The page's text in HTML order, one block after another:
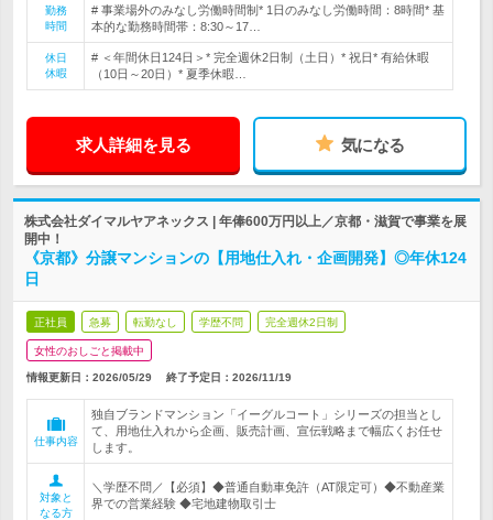
勤務
時間
# 事業場外のみなし労働時間制* 1日のみなし労働時間：8時間* 基
本的な勤務時間帯：8:30～17…
休日
休暇
# ＜年間休日124日＞* 完全週休2日制（土日）* 祝日* 有給休暇
（10日～20日）* 夏季休暇…
求人詳細を見る 気になる
株式会社ダイマルヤアネックス | 年俸600万円以上／京都・滋賀で事業を展
開中！
《京都》分譲マンションの【用地仕入れ・企画開発】◎年休124
日
正社員 急募 転勤なし 学歴不問 完全週休2日制
女性のおしごと掲載中
情報更新日：2026/05/29 終了予定日： 2026/11/19
仕事内容
独自ブランドマンション「イーグルコート」シリーズの担当とし
て、用地仕入れから企画、販売計画、宣伝戦略まで幅広くお任せ
します。
対象と
なる方
＼学歴不問／【必須】◆普通自動車免許（AT限定可）◆不動産業
界での営業経験 ◆宅地建物取引士